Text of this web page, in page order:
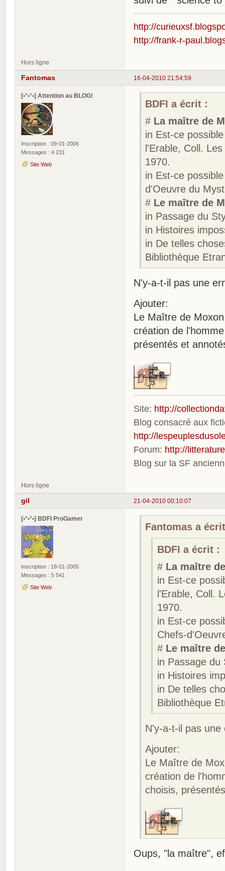
http://
http://frank-r-
Hors ligne
16-04-2010 21:54:59
Fantomas
[•°•°•] Attention au BLOG!
Inscription : 09-01-2006
Messages : 4 231
Site Web
BDFI a écrit :
# La maître de
in Est-ce
l'Erable, Coll.
1970.
in Est-ce
d'Oeuvre du
# Le maître de
in Passage du
in Histoires
in De telles
Bibliothèque
N'y-a-t-il pas une
Ajouter:
Le Maître de
création de
présentés et
Site: http://
Blog consacré aux
http://
Forum: http://
Blog sur la SF
Hors ligne
21-04-2010 00:10:07
gil
[•°•°•] BDFI ProGamer
Inscription : 18-01-2005
Messages : 5 541
Site Web
Fantomas a
BDFI a écrit :
# La maître
in Est-ce
l'Erable, Coll.
1970.
in Est-ce
Chefs-
# Le maître
in Passage du
in Histoires
in De telles
Bibliothèque
N'y-a-t-il pas une
Ajouter:
Le Maître de
création de
choisis,
Oups, "la maître",